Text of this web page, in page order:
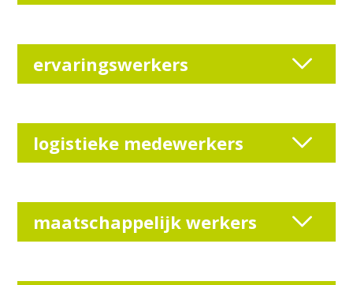
ervaringswerkers
logistieke medewerkers
maatschappelijk werkers